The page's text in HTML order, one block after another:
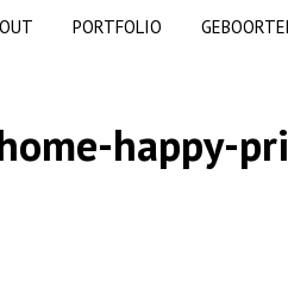
PORTFOLIO
happy-